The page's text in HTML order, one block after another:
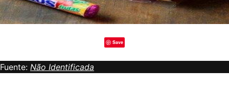
Save
Fuente: Não Identificada